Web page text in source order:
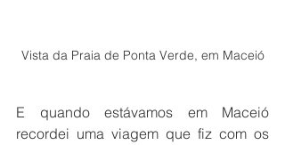
Vista da Praia de Ponta Verde, em Maceió
E quando estávamos em Maceió
recordei uma viagem que fiz com os